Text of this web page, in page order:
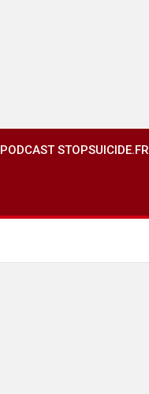
PODCAST STOPSUICIDE.FR